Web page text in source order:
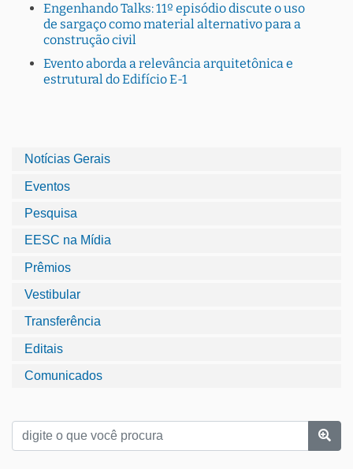
Engenhando Talks: 11º episódio discute o uso
de sargaço como material alternativo para a
construção civil
Evento aborda a relevância arquitetônica e
estrutural do Edifício E-1
Notícias Gerais
Eventos
Pesquisa
EESC na Mídia
Prêmios
Vestibular
Transferência
Editais
Comunicados